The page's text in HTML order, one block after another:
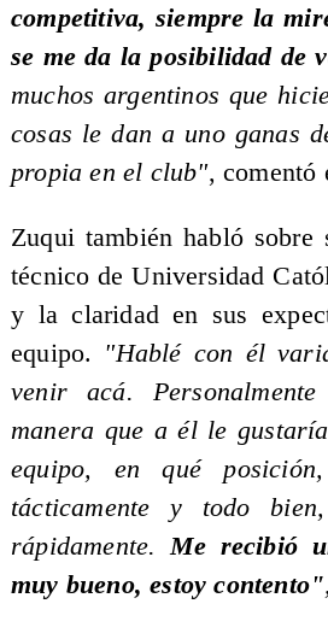
competitiva, siempre la
se me da la posibilidad de
muchos argentinos que
cosas le dan a uno ganas
propia en el club", comentó
Zuqui también habló sobre
técnico de Universidad
y la claridad en sus
equipo. "Hablé con él
venir acá.
manera que a él le
equipo, en qué
tácticamente y todo
rápidamente. Me recibió
muy bueno, estoy contento",